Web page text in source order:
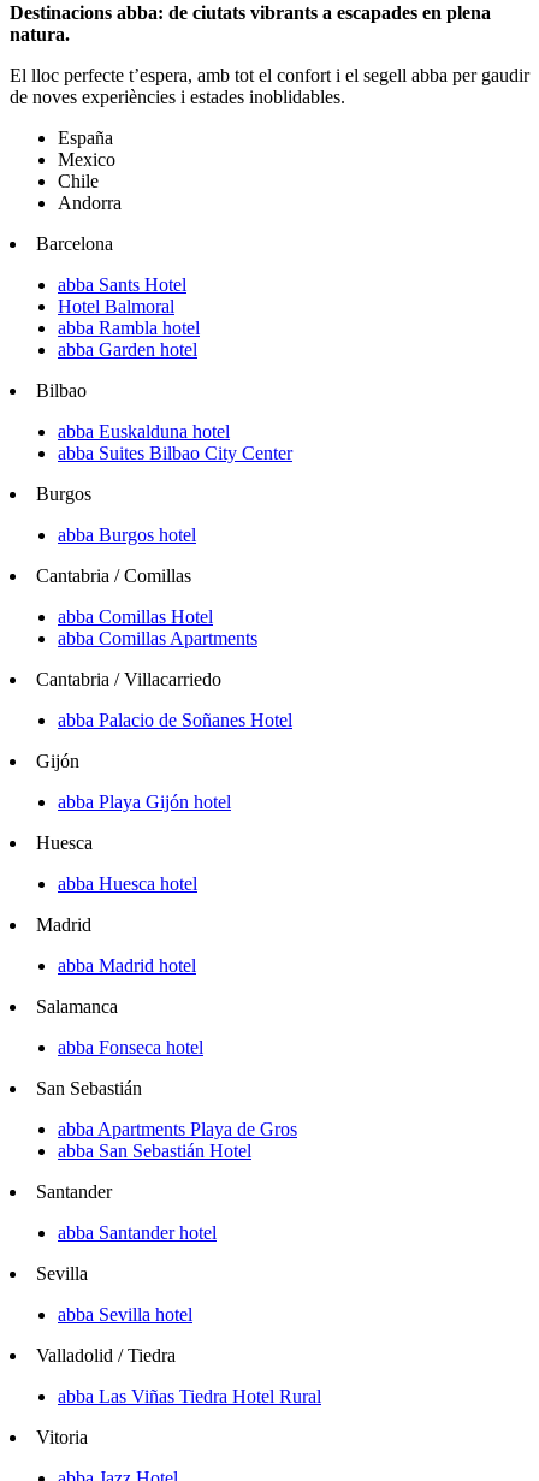
Destinacions abba: de ciutats vibrants a escapades en plena
natura.
El lloc perfecte t’espera, amb tot el confort i el segell abba per gaudir
de noves experiències i estades inoblidables.
España
Mexico
Chile
Andorra
Barcelona
abba Sants Hotel
Hotel Balmoral
abba Rambla hotel
abba Garden hotel
Bilbao
abba Euskalduna hotel
abba Suites Bilbao City Center
Burgos
abba Burgos hotel
Cantabria / Comillas
abba Comillas Hotel
abba Comillas Apartments
Cantabria / Villacarriedo
abba Palacio de Soñanes Hotel
Gijón
abba Playa Gijón hotel
Huesca
abba Huesca hotel
Madrid
abba Madrid hotel
Salamanca
abba Fonseca hotel
San Sebastián
abba Apartments Playa de Gros
abba San Sebastián Hotel
Santander
abba Santander hotel
Sevilla
abba Sevilla hotel
Valladolid / Tiedra
abba Las Viñas Tiedra Hotel Rural
Vitoria